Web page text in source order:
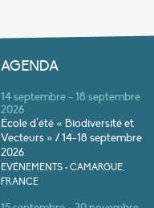
AGENDA
14 septembre - 18 septembre
2026
École d’été « Biodiversité et
Vecteurs » / 14-18 septembre
2026
EVÉNEMENTS • CAMARGUE,
FRANCE